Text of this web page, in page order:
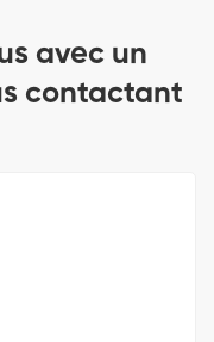
avec un
contactant